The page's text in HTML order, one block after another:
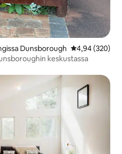
Dunsborough
4,94 (320)
keskustassa